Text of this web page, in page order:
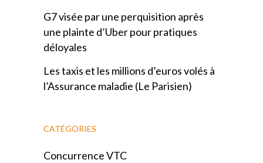
G7 visée par une perquisition après
une plainte d’Uber pour pratiques
déloyales
Les taxis et les millions d’euros volés à
l’Assurance maladie (Le Parisien)
CATÉGORIES
Concurrence VTC